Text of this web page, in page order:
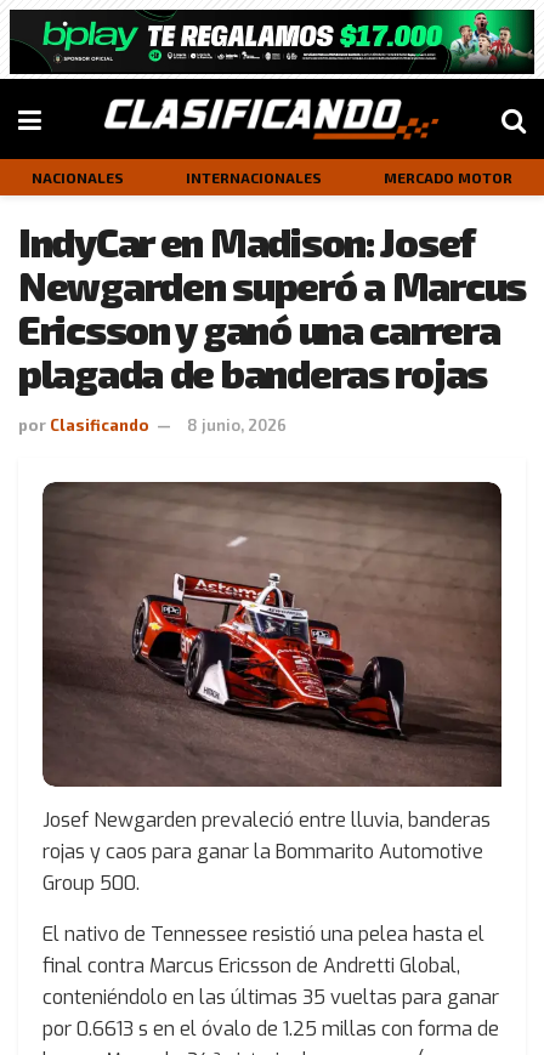
NACIONALES INTERNACIONALES MERCADO MOTOR
IndyCar en Madison: Josef
Newgarden superó a Marcus
Ericsson y ganó una carrera
plagada de banderas rojas
por Clasificando 8 junio, 2026
Josef Newgarden prevaleció entre lluvia, banderas
rojas y caos para ganar la Bommarito Automotive
Group 500.
El nativo de Tennessee resistió una pelea hasta el
final contra Marcus Ericsson de Andretti Global,
conteniéndolo en las últimas 35 vueltas para ganar
por 0.6613 s en el óvalo de 1.25 millas con forma de